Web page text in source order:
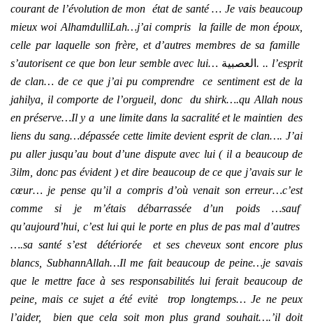
courant de l’évolution de mon état de santé … Je vais beaucoup
mieux woi AlhamdulliLah…j’ai compris la faille de mon époux,
celle par laquelle son frère, et d’autres membres de sa famille
s’autorisent ce que bon leur semble avec lui… العصبية. .. l’esprit
de clan… de ce que j’ai pu comprendre ce sentiment est de la
jahilya, il comporte de l’orgueil, donc du shirk….qu Allah nous
en préserve…Il y a une limite dans la sacralité et le maintien des
liens du sang…dépassée cette limite devient esprit de clan…. J’ai
pu aller jusqu’au bout d’une dispute avec lui ( il a beaucoup de
3ilm, donc pas évident ) et dire beaucoup de ce que j’avais sur le
cœur… je pense qu’il a compris d’où venait son erreur…c’est
comme si je m’étais débarrassée d’un poids …sauf
qu’aujourd’hui, c’est lui qui le porte en plus de pas mal d’autres
….sa santé s’est détériorée et ses cheveux sont encore plus
blancs, SubhannAllah…Il me fait beaucoup de peine…je savais
que le mettre face à ses responsabilités lui ferait beaucoup de
peine, mais ce sujet a été evitė trop longtemps… Je ne peux
l’aider, bien que cela soit mon plus grand souhait….’il doit